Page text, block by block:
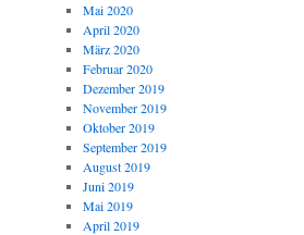
Mai 2020
April 2020
März 2020
Februar 2020
Dezember 2019
November 2019
Oktober 2019
September 2019
August 2019
Juni 2019
Mai 2019
April 2019